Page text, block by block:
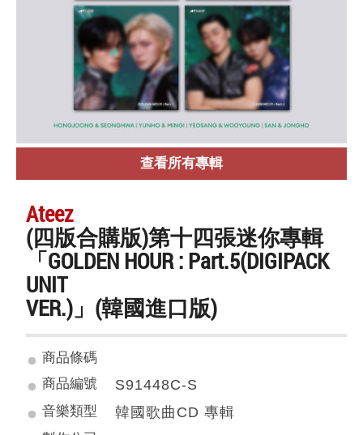
查看所有專輯
Ateez
(四版合購版)第十四張迷你專輯
「GOLDEN HOUR : Part.5(DIGIPACK
UNIT
VER.)」(韓國進口版)
商品條碼
商品編號
S91448C-S
音樂類型 韓國歌曲CD 專輯